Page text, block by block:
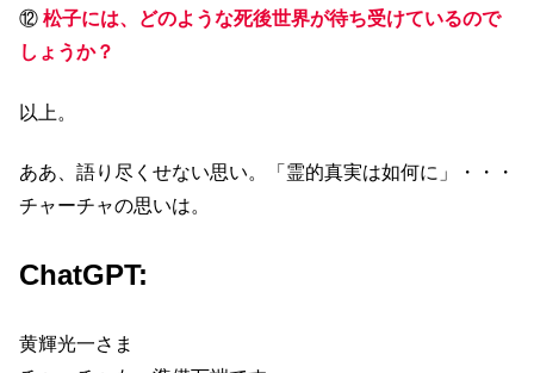
⑫ 松子には、どのような死後世界が待ち受けているので
しょうか？
以上。
ああ、語り尽くせない思い。「霊的真実は如何に」・・・
チャーチャの思いは。
ChatGPT:
黄輝光一さま